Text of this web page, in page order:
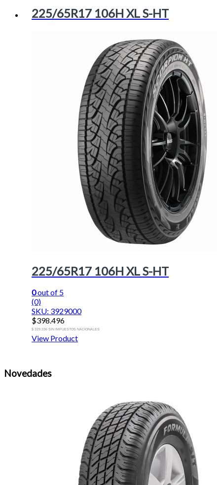
225/65R17 106H XL S-HT
225/65R17 106H XL S-HT
0out of 5
(0)
SKU: 3929000
$398.496
$ 329.336 SIN IMPUESTOS NACIONALES
View Product
Novedades